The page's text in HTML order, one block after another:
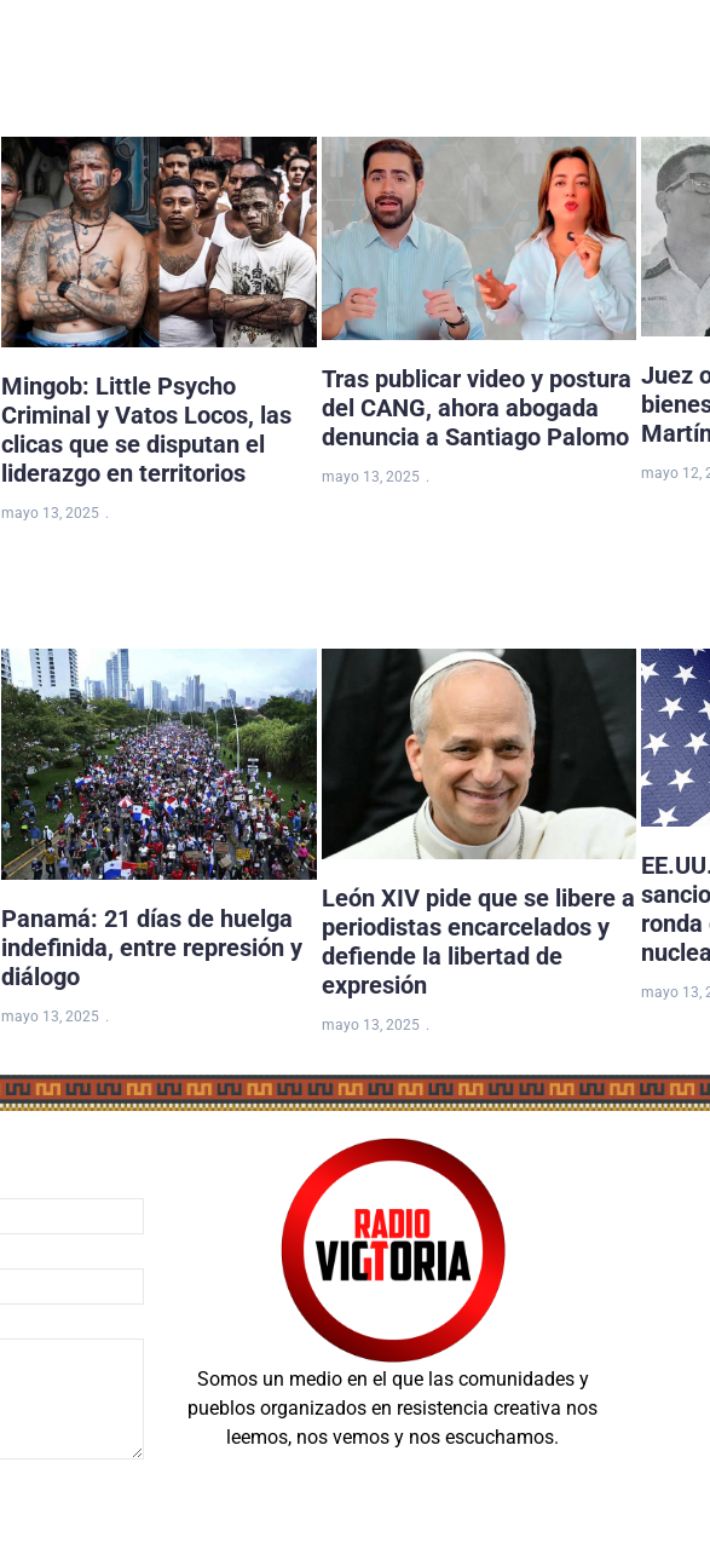
Mingob: Little Psycho
Criminal y Vatos Locos, las
clicas que se disputan el
liderazgo en territorios
mayo 13, 2025
Tras publicar video y postura
del CANG, ahora abogada
denuncia a Santiago Palomo
mayo 13, 2025
Juez
mayo 12,
Panamá: 21 días de huelga
indefinida, entre represión y
diálogo
mayo 13, 2025
León XIV pide que se libere a
periodistas encarcelados y
defiende la libertad de
expresión
mayo 13, 2025
ronda
mayo 13,
Somos un medio en el que las comunidades y
pueblos organizados en resistencia creativa nos
leemos, nos vemos y nos escuchamos.